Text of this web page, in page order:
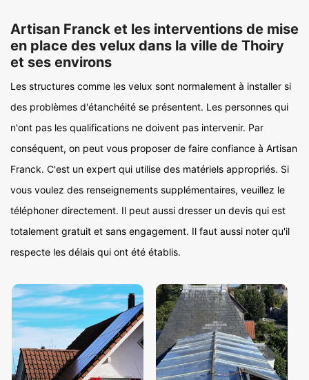
Artisan Franck et les interventions de mise
en place des velux dans la ville de Thoiry
et ses environs
Les structures comme les velux sont normalement à installer si
des problèmes d'étanchéité se présentent. Les personnes qui
n'ont pas les qualifications ne doivent pas intervenir. Par
conséquent, on peut vous proposer de faire confiance à Artisan
Franck. C'est un expert qui utilise des matériels appropriés. Si
vous voulez des renseignements supplémentaires, veuillez le
téléphoner directement. Il peut aussi dresser un devis qui est
totalement gratuit et sans engagement. Il faut aussi noter qu'il
respecte les délais qui ont été établis.